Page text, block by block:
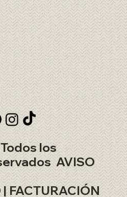
los
AVISO
|FACTURACIÓN